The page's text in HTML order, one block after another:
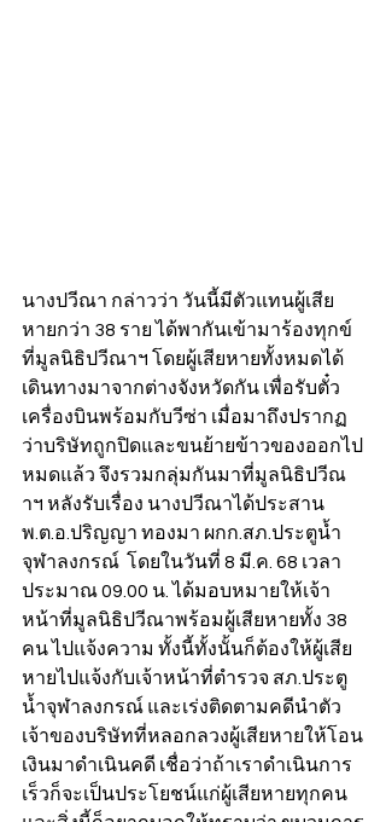
นางปวีณา กล่าวว่า วันนี้มีตัวแทนผู้เสีย
หายกว่า 38 ราย ได้พากันเข้ามาร้องทุกข์
ที่มูลนิธิปวีณาฯ โดยผู้เสียหายทั้งหมดได้
เดินทางมาจากต่างจังหวัดกัน เพื่อรับตั๋ว
เครื่องบินพร้อมกับวีซ่า เมื่อมาถึงปรากฏ
ว่าบริษัทถูกปิดและขนย้ายข้าวของออกไป
หมดแล้ว จึงรวมกลุ่มกันมาที่มูลนิธิปวีณ
าฯ หลังรับเรื่อง นางปวีณาได้ประสาน
พ.ต.อ.ปริญญา ทองมา ผกก.สภ.ประตูน้ำ
จุฬาลงกรณ์  โดยในวันที่ 8 มี.ค. 68 เวลา
ประมาณ 09.00 น. ได้มอบหมายให้เจ้า
หน้าที่มูลนิธิปวีณาพร้อมผู้เสียหายทั้ง 38
คน ไปแจ้งความ ทั้งนี้ทั้งนั้นก็ต้องให้ผู้เสีย
หายไปแจ้งกับเจ้าหน้าที่ตำรวจ สภ.ประตู
น้ำจุฬาลงกรณ์ และเร่งติดตามคดีนำตัว
เจ้าของบริษัทที่หลอกลวงผู้เสียหายให้โอน
เงินมาดำเนินคดี เชื่อว่าถ้าเราดำเนินการ
เร็วก็จะเป็นประโยชน์แก่ผู้เสียหายทุกคน